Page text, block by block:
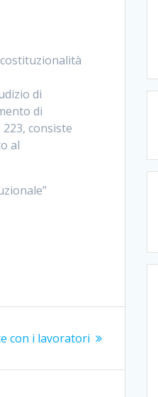
di
di
consiste
al
con i lavoratori